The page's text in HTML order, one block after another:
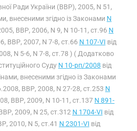
Ради України (ВВР), 2005, N 51,
внесеними згідно із Законами N
ВВР, 2006, N 9, N 10-11, ст.96 N
ВВР, 2007, N 7-8, ст.66 N 107-VI від
N 5-6, N 7-8, ст.78 ) ( Додатково
Суду N 10-рп/2008 від
внесеними згідно із Законами
ВВР, 2008, N 27-28, ст.253 N
ВВР, 2009, N 10-11, ст.137 N 891-
2009, N 25, ст.312 N 1704-VI від
2010, N 5, ст.41 N 2301-VI від